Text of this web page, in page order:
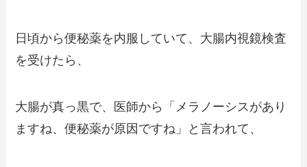
日頃から便秘薬を内服していて、大腸内視鏡検査
を受けたら、
大腸が真っ黒で、医師から「メラノーシスがあり
ますね、便秘薬が原因ですね」と言われて、